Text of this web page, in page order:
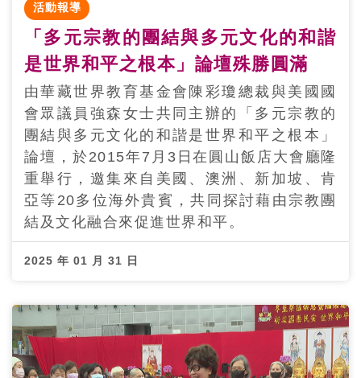
活動報導
「多元宗教的團結與多元文化的和諧
是世界和平之根本」論壇殊勝圓滿
由華藏世界教育基金會陳彩瓊總裁與美國國
會眾議員強森女士共同主辦的「多元宗教的
團結與多元文化的和諧是世界和平之根本」
論壇，於2015年7月3日在圓山飯店大會廳隆
重舉行，邀集來自美國、澳洲、新加坡、肯
亞等20多位海外貴賓，共同探討藉由宗教團
結及文化融合來促進世界和平。
2025 年 01 月 31 日